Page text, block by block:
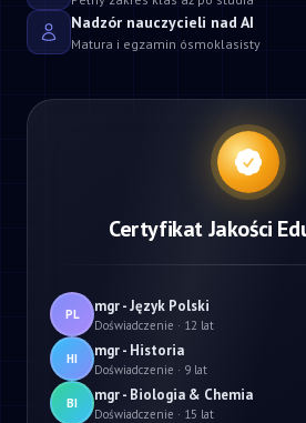
Nadzór nauczycieli nad AI
Matura i egzamin ósmoklasisty
Certyfikat Jakości
PL mgr - Język Polski
Doświadczenie · 12 lat
HI mgr - Historia
Doświadczenie · 9 lat
BI mgr - Biologia & Chemia
Doświadczenie · 15 lat